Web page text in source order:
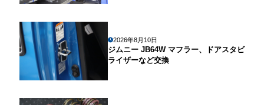
2026年8月10日
ジムニー JB64W マフラー、ドアスタビ
ライザーなど交換